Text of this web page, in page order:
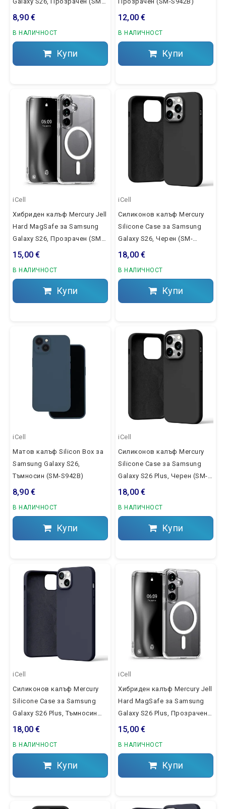
S942B)
8,90 €
В НАЛИЧНОСТ
Купи
12,00 €
В НАЛИЧНОСТ
Купи
iCell
Хибриден калъф Mercury Jell
Hard MagSafe за Samsung
Galaxy S26, Прозрачен (SM-
S942B)
15,00 €
В НАЛИЧНОСТ
Купи
iCell
Силиконов калъф Mercury
Silicone Case за Samsung
Galaxy S26, Черен (SM-
S942B)
18,00 €
В НАЛИЧНОСТ
Купи
iCell
Матов калъф Silicon Box за
Samsung Galaxy S26,
Тъмносин (SM-S942B)
8,90 €
В НАЛИЧНОСТ
Купи
iCell
Силиконов калъф Mercury
Silicone Case за Samsung
Galaxy S26 Plus, Черен (SM-
S947B)
18,00 €
В НАЛИЧНОСТ
Купи
iCell
Силиконов калъф Mercury
Silicone Case за Samsung
Galaxy S26 Plus, Тъмносин
(SM-S947B)
18,00 €
В НАЛИЧНОСТ
Купи
iCell
Хибриден калъф Mercury Jell
Hard MagSafe за Samsung
Galaxy S26 Plus, Прозрачен
(SM-S947B)
15,00 €
В НАЛИЧНОСТ
Купи